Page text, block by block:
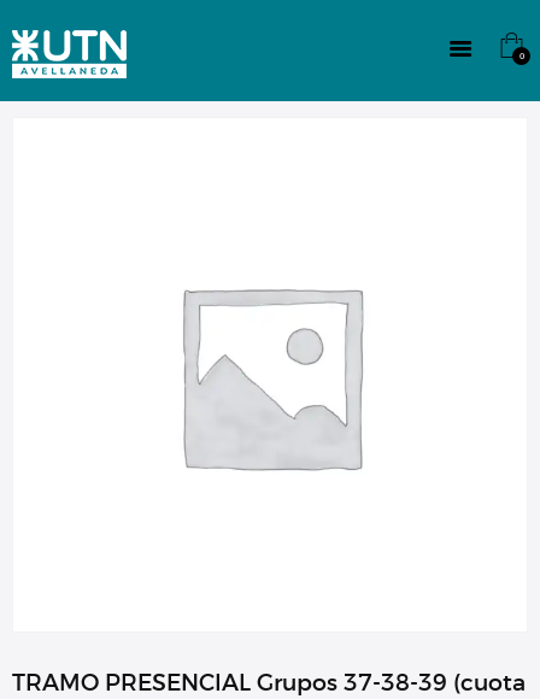
0
CULTURA
TRAMO PRESENCIAL Grupos 37-38-39 (cuota